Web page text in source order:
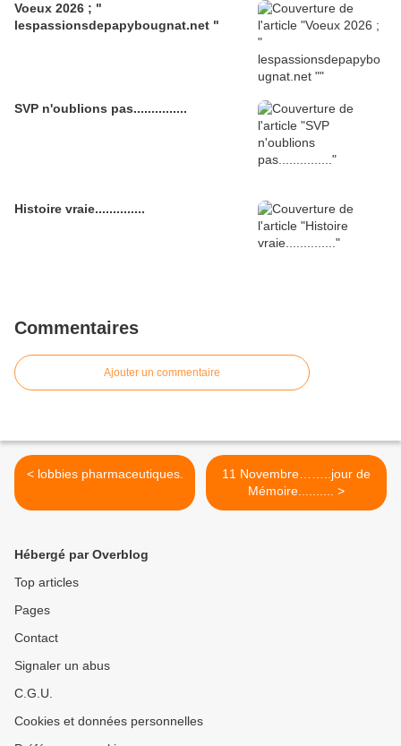
Voeux 2026 ; "
lespassionsdepapybougnat.net "
SVP n'oublions pas...............
Histoire vraie..............
Commentaires
Ajouter un commentaire
< lobbies pharmaceutiques.
11 Novembre……..jour de
Mémoire.......... >
Hébergé par Overblog
Top articles
Pages
Contact
Signaler un abus
C.G.U.
Cookies et données personnelles